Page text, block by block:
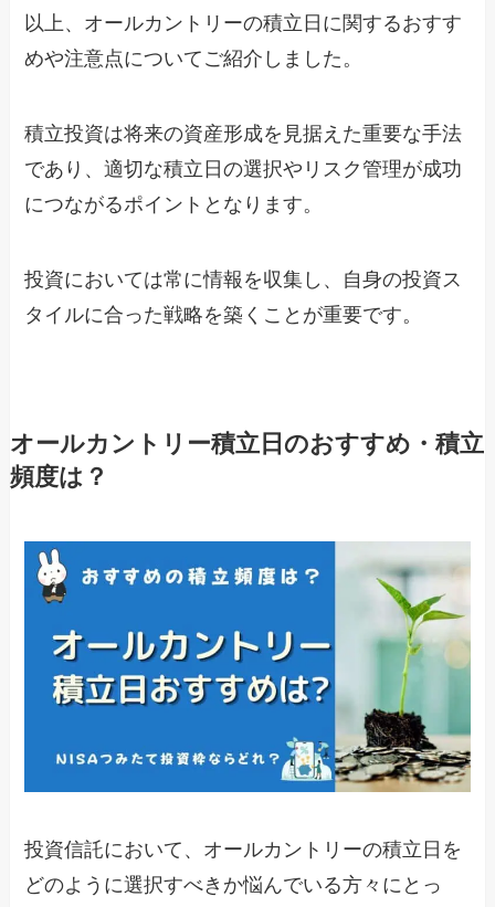
以上、オールカントリーの積立日に関するおすす
めや注意点についてご紹介しました。
積立投資は将来の資産形成を見据えた重要な手法
であり、適切な積立日の選択やリスク管理が成功
につながるポイントとなります。
投資においては常に情報を収集し、自身の投資ス
タイルに合った戦略を築くことが重要です。
オールカントリー積立日のおすすめ・積立
頻度は？
投資信託において、オールカントリーの積立日を
どのように選択すべきか悩んでいる方々にとっ